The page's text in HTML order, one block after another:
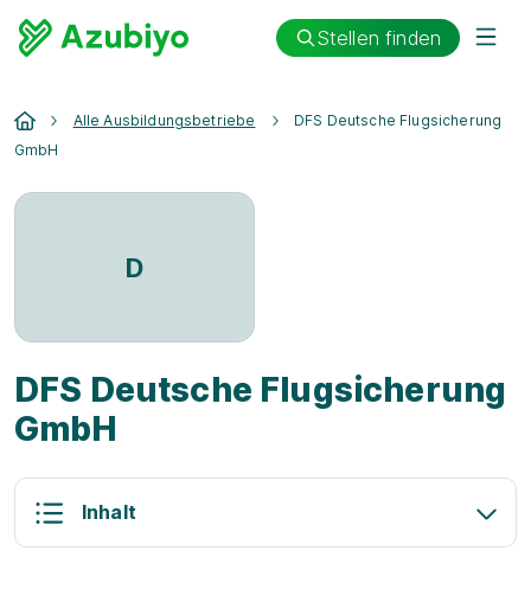
Stellen finden
Alle Ausbildungsbetriebe
DFS Deutsche Flugsicherung
GmbH
D
DFS Deutsche Flugsicherung
GmbH
Inhalt